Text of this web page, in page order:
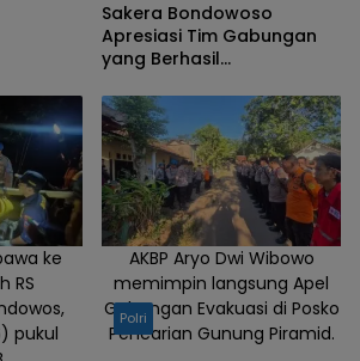
Sakera Bondowoso
Apresiasi Tim Gabungan
yang Berhasil
Gunung Piramid
ke
RS
pukul
AKBP Aryo Dwi Wibowo
memimpin langsung Apel
Gabungan Evakuasi di Posko
Pencarian Gunung Piramid.
Polri